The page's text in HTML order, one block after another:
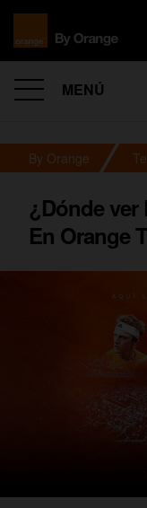
MENÚ
By Orange
¿Dónde ver
En Orange